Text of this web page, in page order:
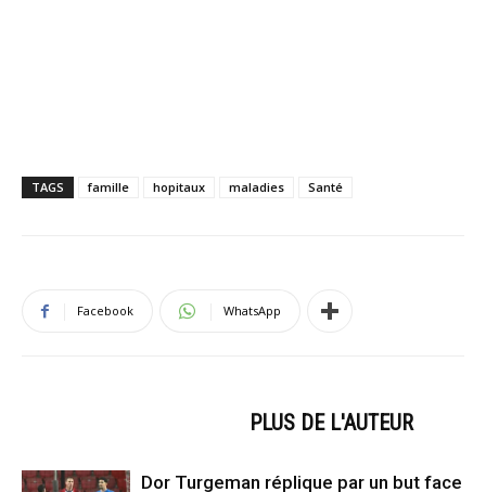
TAGS famille hopitaux maladies Santé
Facebook WhatsApp
PLUS DE L'AUTEUR
Dor Turgeman réplique par un but face